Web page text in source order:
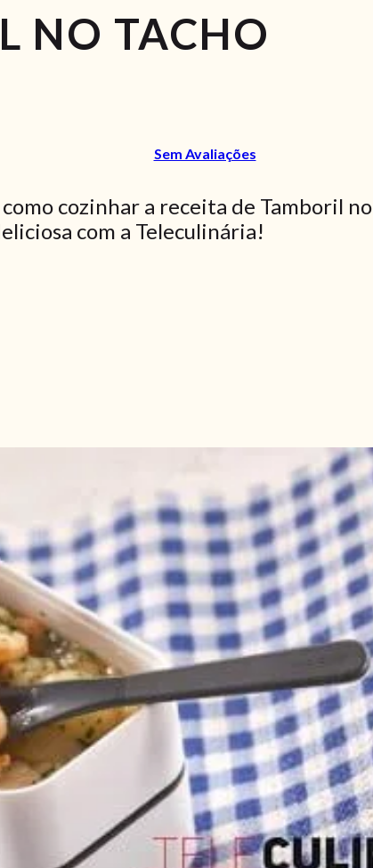
NO TACHO
Sem Avaliações
cozinhar a receita de Tamboril no
com a Teleculinária!